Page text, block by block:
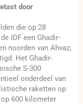
door
die op 28
IDF een Ghadir-
noorden van Ahvaz,
Het Ghadir-
S-300
onderdeel van
raketten op
600 kilometer